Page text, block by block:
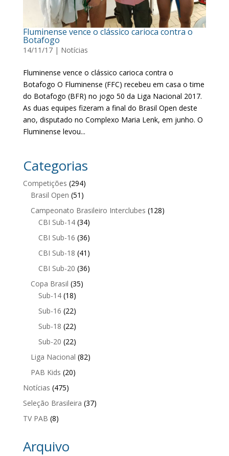
Fluminense vence o clássico carioca contra o
Botafogo
14/11/17| Notícias
Fluminense vence o clássico carioca contra o
Botafogo O Fluminense (FFC) recebeu em casa o time
do Botafogo (BFR) no jogo 50 da Liga Nacional 2017.
As duas equipes fizeram a final do Brasil Open deste
ano, disputado no Complexo Maria Lenk, em junho. O
Fluminense levou...
Categorias
Competições (294)
Brasil Open (51)
Campeonato Brasileiro Interclubes (128)
CBI Sub-14(34)
CBI Sub-16 (36)
CBI Sub-18 (41)
CBI Sub-20 (36)
Copa Brasil (35)
Sub-14(18)
Sub-16 (22)
Sub-18 (22)
Sub-20 (22)
Liga Nacional (82)
PAB Kids (20)
Notícias (475)
Seleção Brasileira (37)
TV PAB (8)
Arquivo